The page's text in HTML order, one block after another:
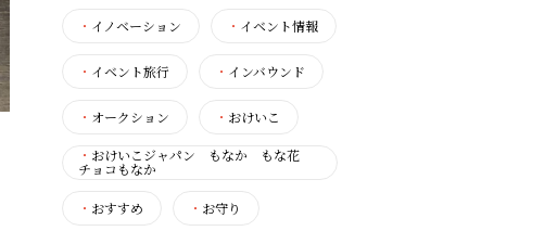
・ イノベーション ・ イベント情報
・ イベント旅行 ・ インバウンド
・ オークション ・ おけいこ
・ おけいこジャパン もなか もな花
チョコもなか
・ おすすめ ・ お守り